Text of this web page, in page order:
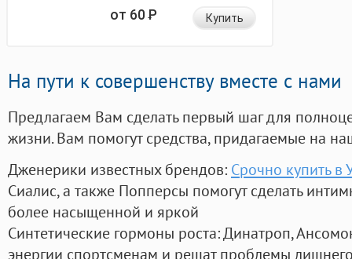
от 60Р Купить
На пути к совершенству вместе с нами
Предлагаем Вам сделать первый шаг для
жизни. Вам помогут средства, придагаемые на
Дженерики известных брендов: Срочно купить в
Сиалис, а также Попперсы помогут сделать
более насыщенной и яркой
Синтетические гормоны роста: Динатроп,
энергии спортсменам и решат проблемы